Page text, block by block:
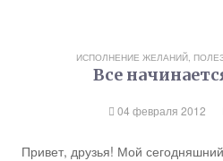
ИСПОЛНЕНИЕ ЖЕЛАНИЙ,
Все
04 февраля 2012
Привет, друзья! Мой